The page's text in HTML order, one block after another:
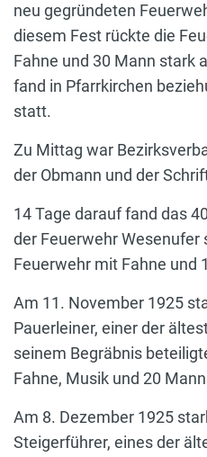
neu gegründeten
diesem Fest rückte die
Fahne und 30 Mann stark
fand in Pfarrkirchen
statt.
Zu Mittag war
der Obmann und der
14 Tage darauf fand das
der Feuerwehr Wesenufer
Feuerwehr mit Fahne und
Am 11. November 1925
Pauerleiner, einer der
seinem Begräbnis
Fahne, Musik und 20
Am 8. Dezember 1925
Steigerführer, eines der